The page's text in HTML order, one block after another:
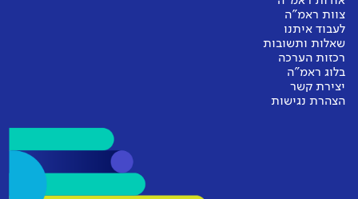
צוות ראמ"ה
לעבוד איתנו
שאלות ותשובות
רכזות הערכה
בלוג ראמ"ה
יצירת קשר
הצהרת נגישות